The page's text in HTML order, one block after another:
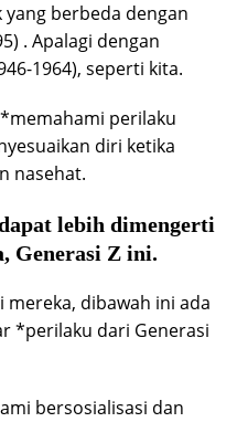
berbeda dengan
. Apalagi dengan
1964), seperti kita.
perilaku
diri ketika
nasehat.
lebih dimengerti
Generasi Z ini.
dibawah ini ada
*perilaku dari Generasi
bersosialisasi dan